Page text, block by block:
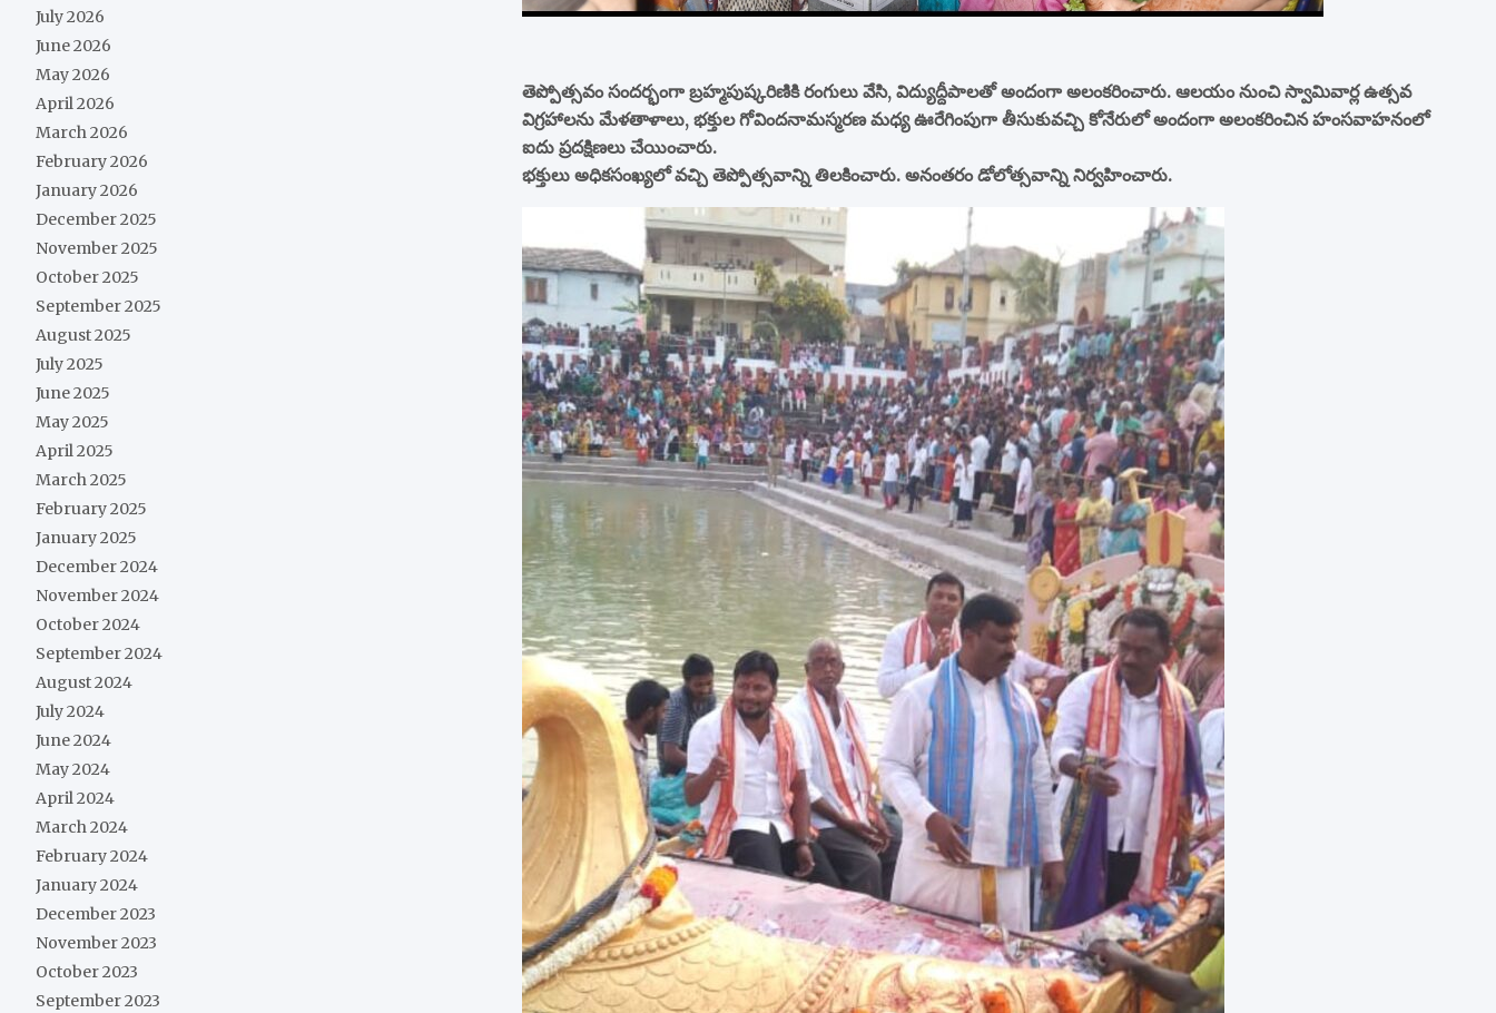
తెప్పోత్సవం సందర్భంగా బ్రహ్మపుష్కరిణికి రంగులు వేసి, విద్యుద్దీపాలతో అందంగా అలంకరించారు. ఆలయం నుంచి స్వామివార్ల ఉత్సవ
విగ్రహాలను మేళతాళాలు, భక్తుల గోవిందనామస్మరణ మధ్య ఊరేగింపుగా తీసుకువచ్చి కోనేరులో అందంగా అలంకరించిన హంసవాహనంలో
ఐదు ప్రదక్షిణలు చేయించారు.
భక్తులు అధికసంఖ్యలో వచ్చి తెప్పోత్సవాన్ని తిలకించారు. అనంతరం డోలోత్సవాన్ని నిర్వహించారు.
July 2026
June 2026
May 2026
April 2026
March 2026
February 2026
January 2026
December 2025
November 2025
October 2025
September 2025
August 2025
July 2025
June 2025
May 2025
April 2025
March 2025
February 2025
January 2025
December 2024
November 2024
October 2024
September 2024
August 2024
July 2024
June 2024
May 2024
April 2024
March 2024
February 2024
January 2024
December 2023
November 2023
October 2023
September 2023